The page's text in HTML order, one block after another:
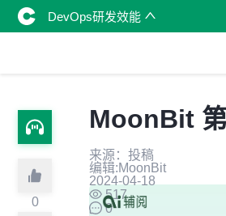
DevOps研发效能
0
MoonBit
来源：投稿
编辑:MoonBit
2024-04-18
517
0